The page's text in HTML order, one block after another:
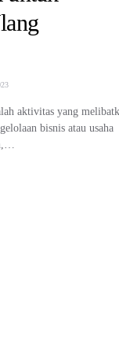
aktivitas yang
bisnis atau usaha